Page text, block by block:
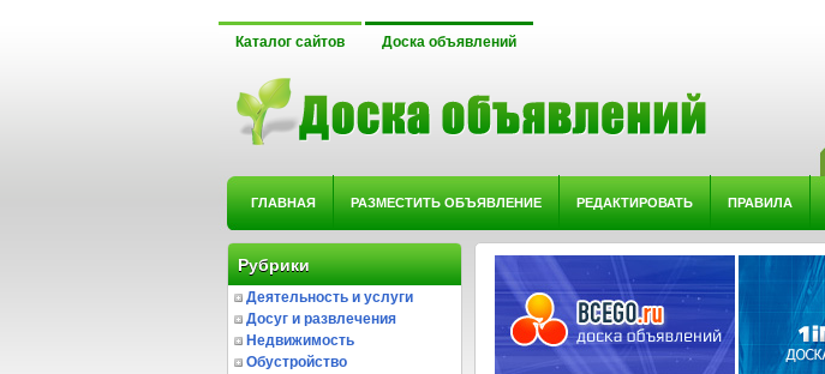
Каталог сайтов Доска объявлений
ГЛАВНАЯ РАЗМЕСТИТЬ ОБЪЯВЛЕНИЕ РЕДАКТИРОВАТЬ ПРАВИЛА
Рубрики
Деятельность и услуги
Досуг и развлечения
Недвижимость
Обустройство